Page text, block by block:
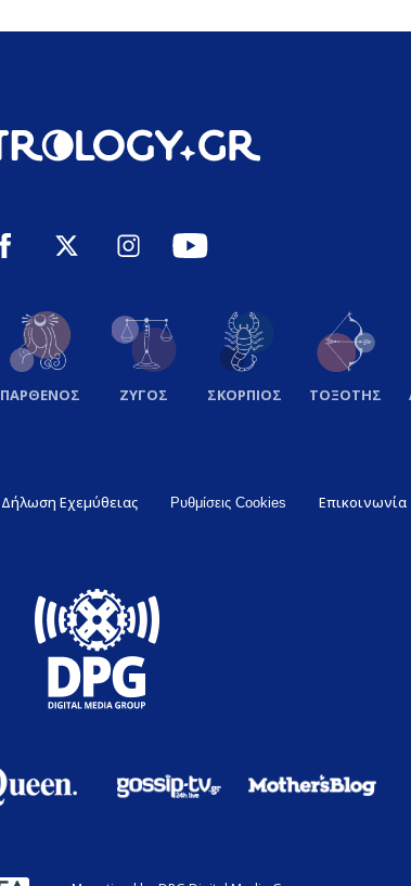
ΠΑΡΘΕΝΟΣ ΖΥΓΟΣ ΣΚΟΡΠΙΟΣ ΤΟΞΟΤΗΣ
Δήλωση Εχεμύθειας Ρυθμίσεις Cookies Επικοινωνία